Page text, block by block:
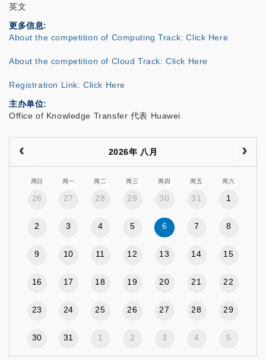
英文
更多信息
About the competition of Computing Track: Click Here
About the competition of Cloud Track: Click Here
Registration Link: Click Here
主办单位
Office of Knowledge Transfer 代表 Huawei
2026年 八月
周日 周一 周二 周三 周四 周五 周六
26 27 28 29 30 31 1
2 3 4 5 6 7 8
9 10 11 12 13 14 15
16 17 18 19 20 21 22
23 24 25 26 27 28 29
30 31 1 2 3 4 5